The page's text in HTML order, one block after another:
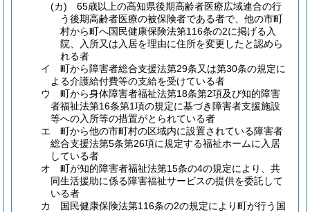
(カ)
65歳以上の高知県後期高齢者医療広域連合の行
う後期高齢者医療の被保険者である者で、他の市町
村から町へ国民健康保険法第116条の2に掲げる入
院、入所又は入居を理由に住所を変更したと認めら
れる者
イ
町から障害者総合支援法第29条又は第30条の規定に
よる介護給付費等の支給を受けている者
ウ
町から身体障害者福祉法第18条第2項及び知的障害
者福祉法第16条第1項の規定に基づき障害者支援施設
等への入所等の措置がとられている者
エ
町から他の市町村の区域内に設置されている障害者
総合支援法第5条第26項に規定する福祉ホームに入居
している者
オ
町が知的障害者福祉法第15条の4の規定により、共
同生活援助に係る障害福祉サービスの提供を委託して
いる者
カ
国民健康保険法第116条の2の規定により町が行う国